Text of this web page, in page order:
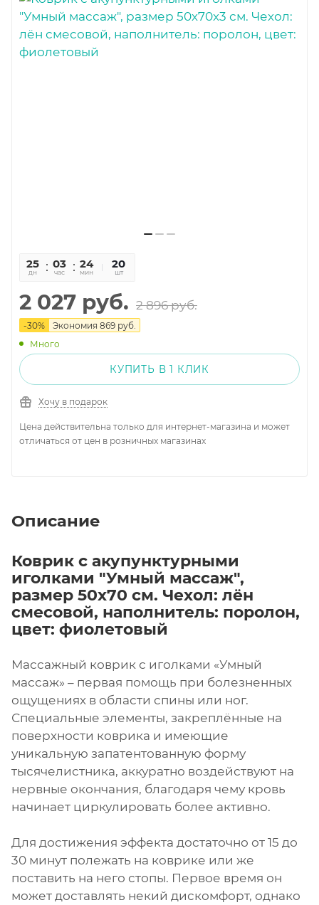
25
дн
03
час
24
мин
45
сек
20
шт
2 027 руб. 2 896руб.
-30% Экономия 869 руб.
Много
КУПИТЬ В 1 КЛИК
Хочу в подарок
Цена действительна только для интернет-магазина и может
отличаться от цен в розничных магазинах
Описание
Коврик с акупунктурными
иголками "Умный массаж",
размер 50х70 см. Чехол: лён
смесовой, наполнитель: поролон,
цвет: фиолетовый
Массажный коврик с иголками «Умный
массаж» – первая помощь при болезненных
ощущениях в области спины или ног.
Специальные элементы, закреплённые на
поверхности коврика и имеющие
уникальную запатентованную форму
тысячелистника, аккуратно воздействуют на
нервные окончания, благодаря чему кровь
начинает циркулировать более активно.
Для достижения эффекта достаточно от 15 до
30 минут полежать на коврике или же
поставить на него стопы. Первое время он
может доставлять некий дискомфорт, однако